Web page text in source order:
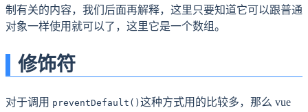
制有关的内容，我们后面再解释，这里只要知道它可以跟普通
对象一样使用就可以了，这里它是一个数组。
修饰符
对于调用 preventDefault() 这种方式用的比较多，那么 vue